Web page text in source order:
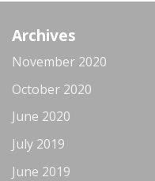
Archives
November 2020
October 2020
June 2020
July 2019
June 2019